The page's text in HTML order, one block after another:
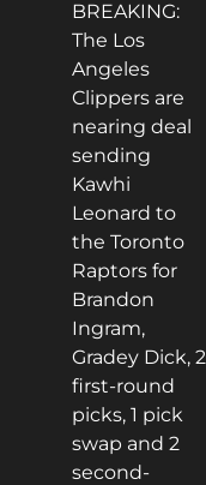
BREAKING:
The Los
Angeles
Clippers are
nearing deal
sending
Kawhi
Leonard to
the Toronto
Raptors for
Brandon
Ingram,
Gradey Dick, 2
first-round
picks, 1 pick
swap and 2
second-